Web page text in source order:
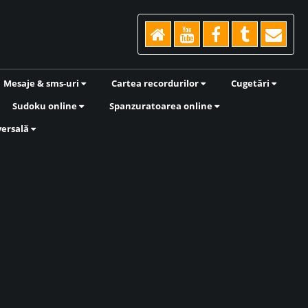
Mesaje & sms-uri Cartea recordurilor
Cugetări
Sudoku online
Spanzuratoarea online